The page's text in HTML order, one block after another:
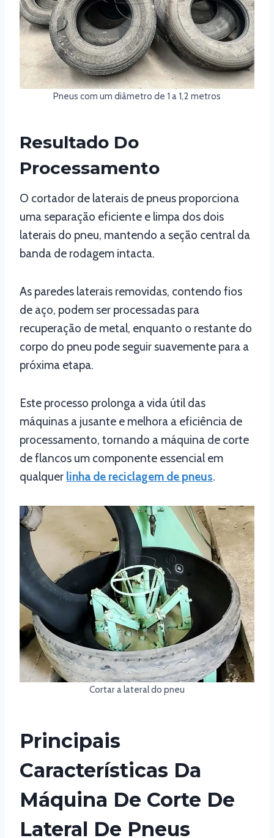
Pneus com um diâmetro de 1 a 1,2 metros
Resultado Do
Processamento
O cortador de laterais de pneus proporciona
uma separação eficiente e limpa dos dois
laterais do pneu, mantendo a seção central da
banda de rodagem intacta.
As paredes laterais removidas, contendo fios
de aço, podem ser processadas para
recuperação de metal, enquanto o restante do
corpo do pneu pode seguir suavemente para a
próxima etapa.
Este processo prolonga a vida útil das
máquinas a jusante e melhora a eficiência de
processamento, tornando a máquina de corte
de flancos um componente essencial em
qualquer linha de reciclagem de pneus.
Cortar a lateral do pneu
Principais
Características Da
Máquina De Corte De
Lateral De Pneus